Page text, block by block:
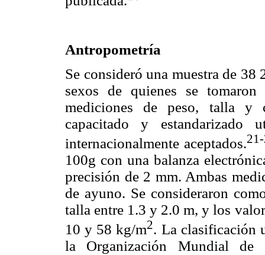
Antropometría
Se consideró una muestra de 38
sexos de quienes se
mediciones de peso, talla y
capacitado y estandarizado
internacionalmente aceptados.
100g con una balanza
precisión de 2 mm. Ambas
de ayuno. Se consideraron
talla entre 1.3 y 2.0 m, y los
10 y 58 kg/m2. La clasificación
la Organización Mundial